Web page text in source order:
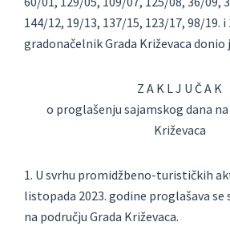
144/12, 19/13, 137/15, 123/17, 98/19. i
gradonačelnik Grada Križevaca donio
Z A K L J U Č A K
o proglašenju sajamskog dana
Križevaca
1. U svrhu promidžbeno-turističkih
listopada 2023. godine proglašava
na području Grada Križevaca.